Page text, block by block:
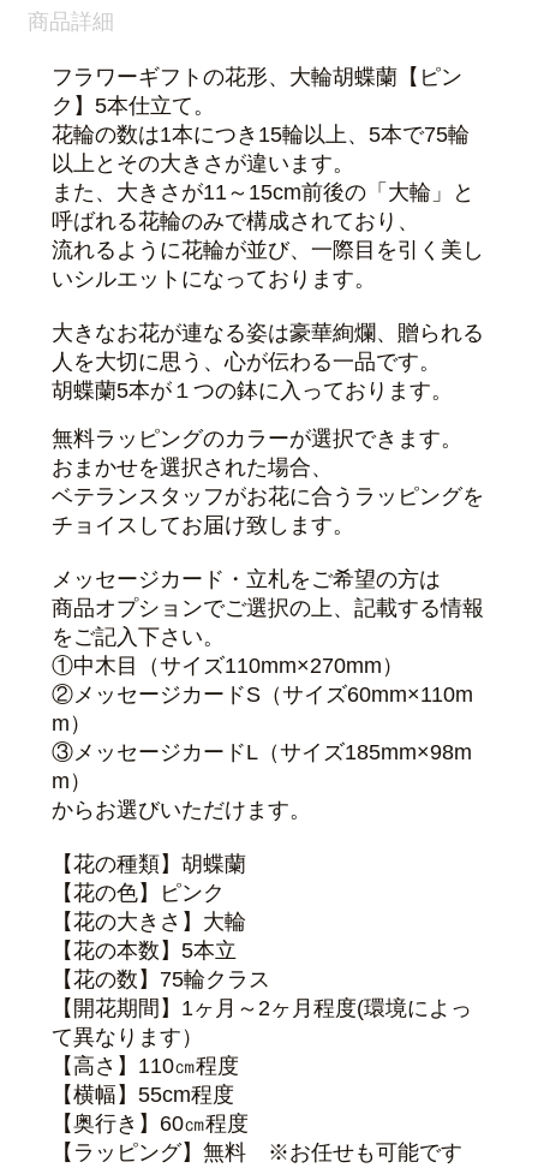
商品詳細
フラワーギフトの花形、大輪胡蝶蘭【ピン
ク】5本仕立て。
花輪の数は1本につき15輪以上、5本で75輪
以上とその大きさが違います。
また、大きさが11～15cm前後の「大輪」と
呼ばれる花輪のみで構成されており、
流れるように花輪が並び、一際目を引く美し
いシルエットになっております。
大きなお花が連なる姿は豪華絢爛、贈られる
人を大切に思う、心が伝わる一品です。
胡蝶蘭5本が１つの鉢に入っております。
無料ラッピングのカラーが選択できます。
おまかせを選択された場合、
ベテランスタッフがお花に合うラッピングを
チョイスしてお届け致します。
メッセージカード・立札をご希望の方は
商品オプションでご選択の上、記載する情報
をご記入下さい。
①中木目（サイズ110mm×270mm）
②メッセージカードS（サイズ60mm×110m
m）
③メッセージカードL（サイズ185mm×98m
m）
からお選びいただけます。
【花の種類】胡蝶蘭
【花の色】ピンク
【花の大きさ】大輪
【花の本数】5本立
【花の数】75輪クラス
【開花期間】1ヶ月～2ヶ月程度(環境によっ
て異なります）
【高さ】110㎝程度
【横幅】55cm程度
【奥行き】60㎝程度
【ラッピング】無料 ※お任せも可能です